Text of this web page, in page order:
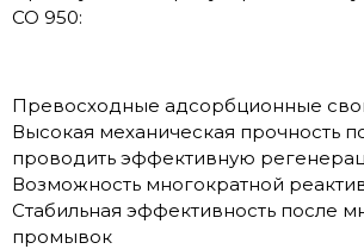
CO 950:
Превосходные адсорбционные
Высокая механическая прочность
проводить эффективную
Возможность многократной
Стабильная эффективность после
промывок